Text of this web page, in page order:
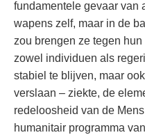
fundamentele gevaar van
wapens zelf, maar in de
zou brengen ze tegen
zowel individuen als
stabiel te blijven, maar
verslaan – ziekte, de
redeloosheid van de
humanitair programma